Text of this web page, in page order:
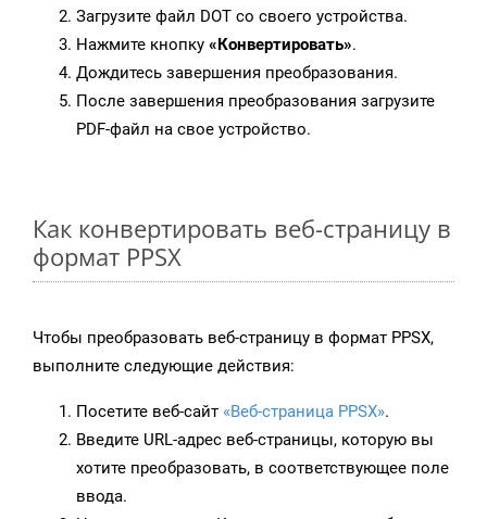
Загрузите файл DOT со своего устройства.
Нажмите кнопку «Конвертировать».
Дождитесь завершения преобразования.
После завершения преобразования загрузите
PDF-файл на свое устройство.
Как конвертировать веб-страницу в
формат PPSX
Чтобы преобразовать веб-страницу в формат PPSX,
выполните следующие действия:
Посетите веб-сайт «Веб-страница PPSX».
Введите URL-адрес веб-страницы, которую вы
хотите преобразовать, в соответствующее поле
ввода.